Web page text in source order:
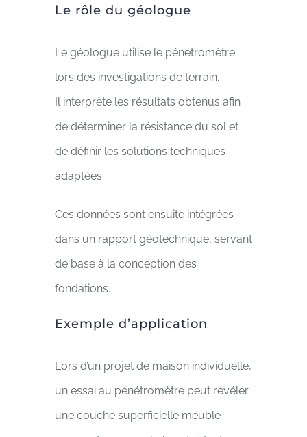
Le rôle du géologue
Le géologue utilise le pénétromètre
lors des investigations de terrain.
Il interprète les résultats obtenus afin
de déterminer la résistance du sol et
de définir les solutions techniques
adaptées.
Ces données sont ensuite intégrées
dans un rapport géotechnique, servant
de base à la conception des
fondations.
Exemple d’application
Lors d’un projet de maison individuelle,
un essai au pénétromètre peut révéler
une couche superficielle meuble